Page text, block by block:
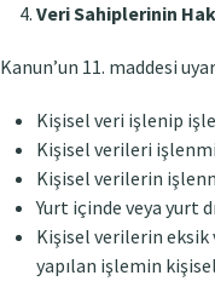
Veri Sahiplerinin
Kanun’un 11. maddesi
Kişisel veri işlenip
Kişisel verileri
Kişisel verilerin
Yurt içinde veya yurt
Kişisel verilerin eksik
yapılan işlemin